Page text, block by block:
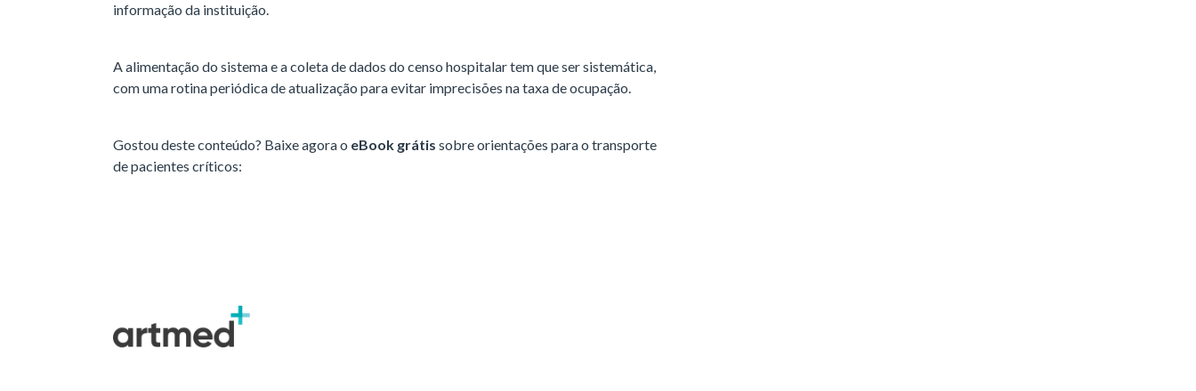
informação da instituição.
A alimentação do sistema e a coleta de dados do censo hospitalar tem que ser sistemática,
com uma rotina periódica de atualização para evitar imprecisões na taxa de ocupação.
Gostou deste conteúdo? Baixe agora o eBook grátis sobre orientações para o transporte
de pacientes críticos: